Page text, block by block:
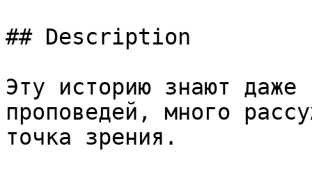
## Description
Эту историю знают даже
проповедей, много
точка зрения.